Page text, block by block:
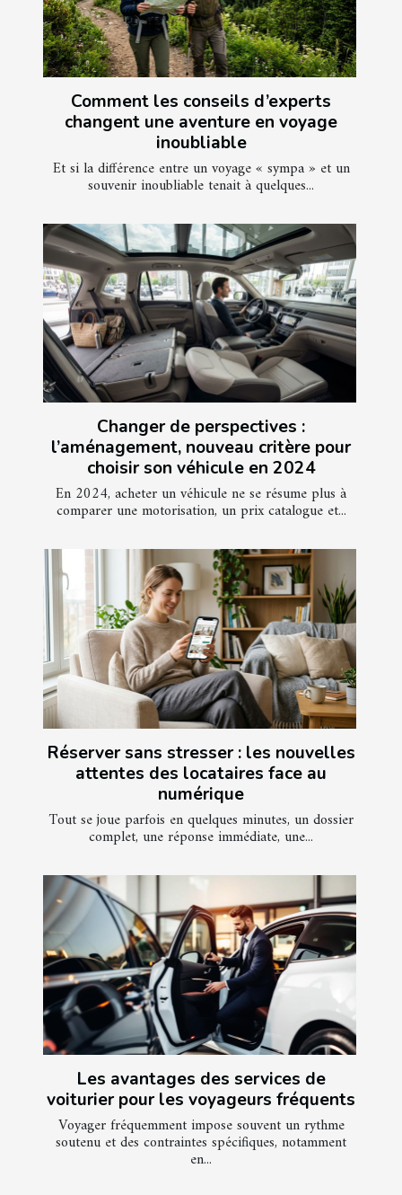
Comment les conseils d’experts
changent une aventure en voyage
inoubliable
Et si la différence entre un voyage « sympa » et un
souvenir inoubliable tenait à quelques...
Changer de perspectives :
l’aménagement, nouveau critère pour
choisir son véhicule en 2024
En 2024, acheter un véhicule ne se résume plus à
comparer une motorisation, un prix catalogue et...
Réserver sans stresser : les nouvelles
attentes des locataires face au
numérique
Tout se joue parfois en quelques minutes, un dossier
complet, une réponse immédiate, une...
Les avantages des services de
voiturier pour les voyageurs fréquents
Voyager fréquemment impose souvent un rythme
soutenu et des contraintes spécifiques, notamment
en...